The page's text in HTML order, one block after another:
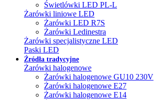
Świetlówki LED PL-L
Żarówki liniowe LED
Żarówki LED R7S
Żarówki Ledinestra
Żarówki specjalistyczne LED
Paski LED
Źródła tradycyjne
Żarówki halogenowe
Żarówki halogenowe GU10 230V
Żarówki halogenowe E27
Żarówki halogenowe E14